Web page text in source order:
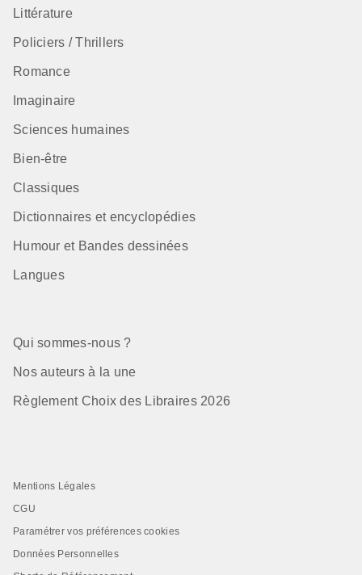
Littérature
Policiers / Thrillers
Romance
Imaginaire
Sciences humaines
Bien-être
Classiques
Dictionnaires et encyclopédies
Humour et Bandes dessinées
Langues
Qui sommes-nous ?
Nos auteurs à la une
Règlement Choix des Libraires 2026
Mentions Légales
CGU
Paramétrer vos préférences cookies
Données Personnelles